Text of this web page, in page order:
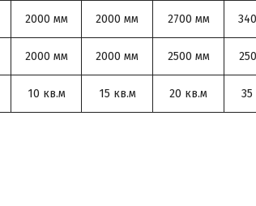
2000 мм 2000 мм 2700 мм
2000 мм 2000 мм 2500 мм
10 кв.м 15 кв.м 20 кв.м 35